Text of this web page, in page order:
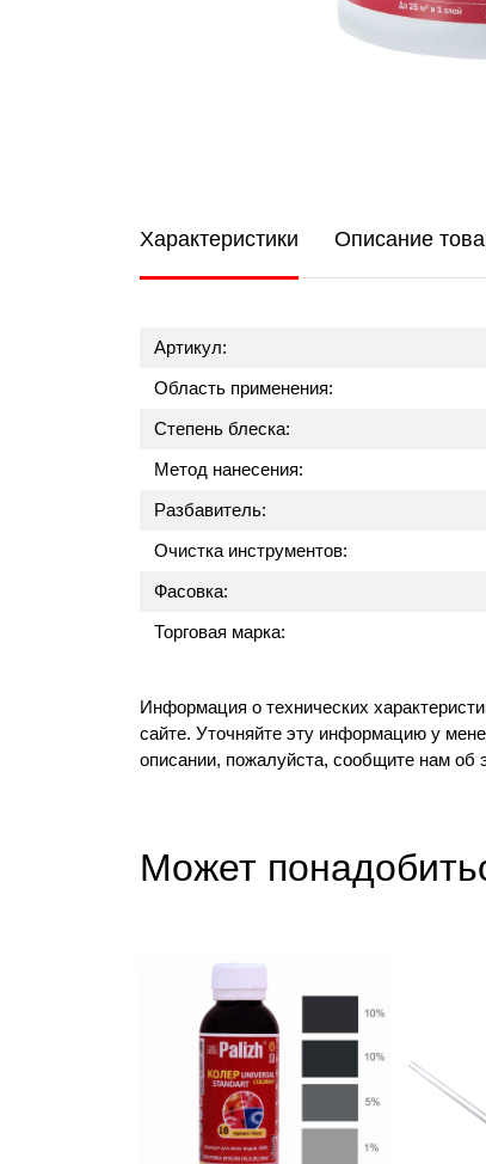
Характеристики Описание
Артикул:
Область применения:
Степень блеска:
Метод нанесения:
Разбавитель:
Очистка инструментов:
Фасовка:
Торговая марка:
Информация о технических
сайте. Уточняйте эту информацию у
описании, пожалуйста, сообщите нам об
Может